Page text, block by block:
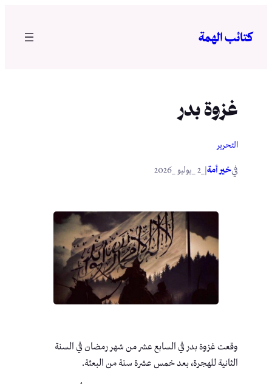
المحتوى
كتائب الهمة
غزوة بدر
التحرير
فيخير أمة
وقعت غزوة بدر في السابع عشر من شهر رمضان في السنة
الثانية للهجرة، بعد خمس عشرة سنة من البعثة.